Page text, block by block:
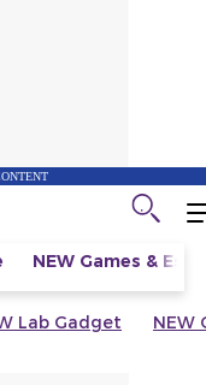
NEW Games &
Lab Gadget NEW